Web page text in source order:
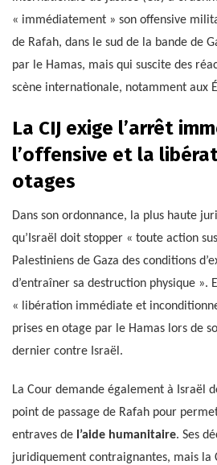
« immédiatement » son offensive
de Rafah, dans le sud de la bande de
par le Hamas, mais qui suscite des
scène internationale, notamment aux
La CIJ exige l’arrêt
l’offensive et la
otages
Dans son ordonnance, la plus haute
qu’Israël doit stopper « toute action
Palestiniens de Gaza des conditions
d’entraîner sa destruction physique ».
« libération immédiate et
prises en otage par le Hamas lors de
dernier contre Israël.
La Cour demande également à Israël
point de passage de Rafah pour
entraves de l’aide humanitaire. Ses
juridiquement contraignantes, mais la